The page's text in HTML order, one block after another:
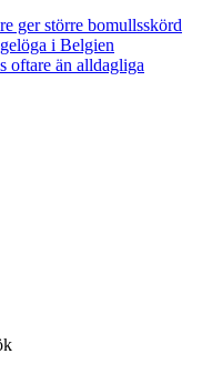
ger större bomullsskörd
i Belgien
oftare än alldagliga